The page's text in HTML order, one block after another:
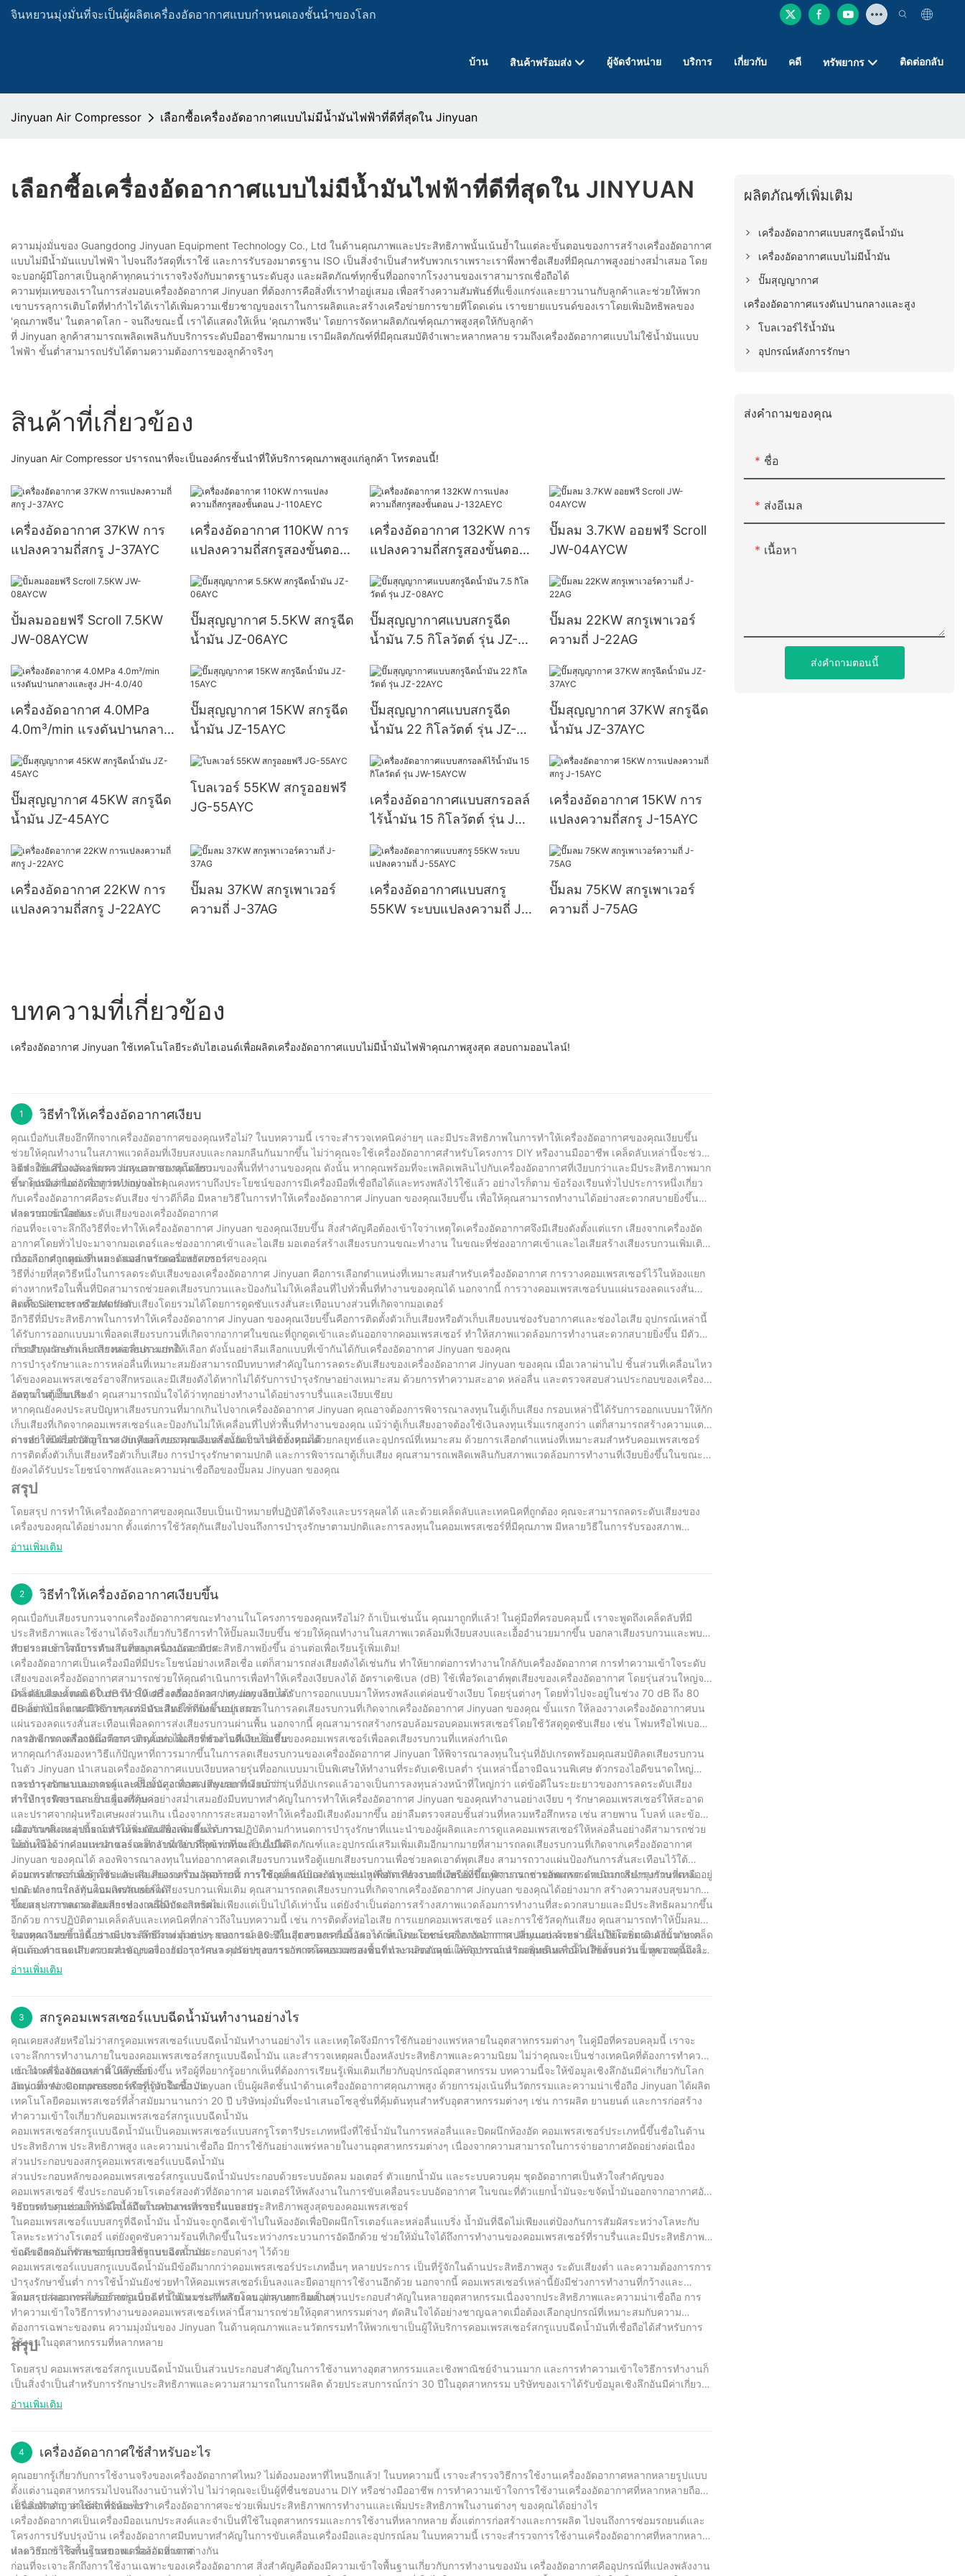
จินหยวนมุ่งมั่นที่จะเป็นผู้ผลิตเครื่องอัดอากาศแบบกำหนดเองชั้นนำของโลก
บ้าน สินค้าพร้อมส่ง ผู้จัดจำหน่าย บริการ เกี่ยวกับ คดี ทรัพยากร ติดต่อกลับ
Jinyuan Air Compressor เลือกซื้อเครื่องอัดอากาศแบบไม่มีน้ำมันไฟฟ้าที่ดีที่สุดใน Jinyuan
เลือกซื้อเครื่องอัดอากาศแบบไม่มีน้ำมันไฟฟ้าที่ดีที่สุดใน JINYUAN
ความมุ่งมั่นของ Guangdong Jinyuan Equipment Technology Co., Ltd ในด้านคุณภาพและประสิทธิภาพนั้นเน้นย้ำในแต่ละขั้นตอนของการสร้างเครื่องอัดอากาศ
แบบไม่มีน้ำมันแบบไฟฟ้า ไปจนถึงวัสดุที่เราใช้ และการรับรองมาตรฐาน ISO เป็นสิ่งจำเป็นสำหรับพวกเราเพราะเราพึ่งพาชื่อเสียงที่มีคุณภาพสูงอย่างสม่ำเสมอ โดย
จะบอกผู้มีโอกาสเป็นลูกค้าทุกคนว่าเราจริงจังกับมาตรฐานระดับสูง และผลิตภัณฑ์ทุกชิ้นที่ออกจากโรงงานของเราสามารถเชื่อถือได้
ความทุ่มเทของเราในการส่งมอบเครื่องอัดอากาศ Jinyuan ที่ต้องการคือสิ่งที่เราทำอยู่เสมอ เพื่อสร้างความสัมพันธ์ที่แข็งแกร่งและยาวนานกับลูกค้าและช่วยให้พวก
เขาบรรลุการเติบโตที่ทำกำไรได้เราได้เพิ่มความเชี่ยวชาญของเราในการผลิตและสร้างเครือข่ายการขายที่โดดเด่น เราขยายแบรนด์ของเราโดยเพิ่มอิทธิพลของ
'คุณภาพจีน' ในตลาดโลก - จนถึงขณะนี้ เราได้แสดงให้เห็น 'คุณภาพจีน' โดยการจัดหาผลิตภัณฑ์คุณภาพสูงสุดให้กับลูกค้า
ที่ Jinyuan ลูกค้าสามารถเพลิดเพลินกับบริการระดับมืออาชีพมากมาย เรามีผลิตภัณฑ์ที่มีคุณสมบัติจำเพาะหลากหลาย รวมถึงเครื่องอัดอากาศแบบไม่ใช้น้ำมันแบบ
ไฟฟ้า ขั้นต่ำสามารถปรับได้ตามความต้องการของลูกค้าจริงๆ
สินค้าที่เกี่ยวข้อง
Jinyuan Air Compressor ปรารถนาที่จะเป็นองค์กรชั้นนำที่ให้บริการคุณภาพสูงแก่ลูกค้า โทรตอนนี้!
เครื่องอัดอากาศ 37KW การ
แปลงความถี่สกรู J-37AYC
เครื่องอัดอากาศ 110KW การ
แปลงความถี่สกรูสองขั้นตอน
เครื่องอัดอากาศ 132KW การ
แปลงความถี่สกรูสองขั้นตอน
ปั๊มลม 3.7KW ออยฟรี Scroll
JW-04AYCW
ปั้มลมออยฟรี Scroll 7.5KW
JW-08AYCW
ปั๊มสุญญากาศ 5.5KW สกรูฉีด
น้ำมัน JZ-06AYC
ปั๊มสุญญากาศแบบสกรูฉีด
น้ำมัน 7.5 กิโลวัตต์ รุ่น JZ-
ปั๊มลม 22KW สกรูเพาเวอร์
ความถี่ J-22AG
เครื่องอัดอากาศ 4.0MPa
4.0m³/min แรงดันปานกลาง
ปั๊มสุญญากาศ 15KW สกรูฉีด
น้ำมัน JZ-15AYC
ปั๊มสุญญากาศแบบสกรูฉีด
น้ำมัน 22 กิโลวัตต์ รุ่น JZ-
ปั๊มสุญญากาศ 37KW สกรูฉีด
น้ำมัน JZ-37AYC
ปั๊มสุญญากาศ 45KW สกรูฉีด
น้ำมัน JZ-45AYC
โบลเวอร์ 55KW สกรูออยฟรี
JG-55AYC
เครื่องอัดอากาศแบบสกรอลล์
ไร้น้ำมัน 15 กิโลวัตต์ รุ่น JW-
เครื่องอัดอากาศ 15KW การ
แปลงความถี่สกรู J-15AYC
เครื่องอัดอากาศ 22KW การ
แปลงความถี่สกรู J-22AYC
ปั๊มลม 37KW สกรูเพาเวอร์
ความถี่ J-37AG
เครื่องอัดอากาศแบบสกรู
55KW ระบบแปลงความถี่ J-
ปั๊มลม 75KW สกรูเพาเวอร์
ความถี่ J-75AG
บทความที่เกี่ยวข้อง
เครื่องอัดอากาศ Jinyuan ใช้เทคโนโลยีระดับไฮเอนด์เพื่อผลิตเครื่องอัดอากาศแบบไม่มีน้ำมันไฟฟ้าคุณภาพสูงสุด สอบถามออนไลน์!
1 วิธีทำให้เครื่องอัดอากาศเงียบ
คุณเบื่อกับเสียงอึกทึกจากเครื่องอัดอากาศของคุณหรือไม่? ในบทความนี้ เราจะสำรวจเทคนิคง่ายๆ และมีประสิทธิภาพในการทำให้เครื่องอัดอากาศของคุณเงียบขึ้น
ช่วยให้คุณทำงานในสภาพแวดล้อมที่เงียบสงบและกลมกลืนกันมากขึ้น ไม่ว่าคุณจะใช้เครื่องอัดอากาศสำหรับโครงการ DIY หรืองานมืออาชีพ เคล็ดลับเหล่านี้จะช่วย
ลดระดับเสียงและเพิ่มความสะดวกสบายโดยรวมของพื้นที่ทำงานของคุณ ดังนั้น หากคุณพร้อมที่จะเพลิดเพลินไปกับเครื่องอัดอากาศที่เงียบกว่าและมีประสิทธิภาพมาก
ขึ้น โปรดอ่านต่อเพื่อดูว่าทำอย่างไร!
วิธีทำให้เครื่องอัดอากาศ Jinyuan ของคุณเงียบ
หากคุณมีเครื่องอัดอากาศ Jinyuan คุณคงทราบถึงประโยชน์ของการมีเครื่องมือที่เชื่อถือได้และทรงพลังไว้ใช้แล้ว อย่างไรก็ตาม ข้อร้องเรียนทั่วไปประการหนึ่งเกี่ยว
กับเครื่องอัดอากาศคือระดับเสียง ข่าวดีก็คือ มีหลายวิธีในการทำให้เครื่องอัดอากาศ Jinyuan ของคุณเงียบขึ้น เพื่อให้คุณสามารถทำงานได้อย่างสะดวกสบายยิ่งขึ้น
และรบกวนน้อยลง
ทำความเข้าใจกับระดับเสียงของเครื่องอัดอากาศ
ก่อนที่จะเจาะลึกถึงวิธีที่จะทำให้เครื่องอัดอากาศ Jinyuan ของคุณเงียบขึ้น สิ่งสำคัญคือต้องเข้าใจว่าเหตุใดเครื่องอัดอากาศจึงมีเสียงดังตั้งแต่แรก เสียงจากเครื่องอัด
อากาศโดยทั่วไปจะมาจากมอเตอร์และช่องอากาศเข้าและไอเสีย มอเตอร์สร้างเสียงรบกวนขณะทำงาน ในขณะที่ช่องอากาศเข้าและไอเสียสร้างเสียงรบกวนเพิ่มเติม
เมื่ออากาศถูกดูดเข้าและดันออกจากคอมเพรสเซอร์
การเลือกตำแหน่งที่เหมาะสมสำหรับเครื่องอัดอากาศของคุณ
วิธีที่ง่ายที่สุดวิธีหนึ่งในการลดระดับเสียงของเครื่องอัดอากาศ Jinyuan คือการเลือกตำแหน่งที่เหมาะสมสำหรับเครื่องอัดอากาศ การวางคอมเพรสเซอร์ไว้ในห้องแยก
ต่างหากหรือในพื้นที่ปิดสามารถช่วยลดเสียงรบกวนและป้องกันไม่ให้เคลื่อนที่ไปทั่วพื้นที่ทำงานของคุณได้ นอกจากนี้ การวางคอมเพรสเซอร์บนแผ่นรองลดแรงสั่น
สะเทือนสามารถช่วยลดระดับเสียงโดยรวมได้โดยการดูดซับแรงสั่นสะเทือนบางส่วนที่เกิดจากมอเตอร์
ติดตั้ง Silencer หรือ Muffler
อีกวิธีที่มีประสิทธิภาพในการทำให้เครื่องอัดอากาศ Jinyuan ของคุณเงียบขึ้นคือการติดตั้งตัวเก็บเสียงหรือตัวเก็บเสียงบนช่องรับอากาศและช่องไอเสีย อุปกรณ์เหล่านี้
ได้รับการออกแบบมาเพื่อลดเสียงรบกวนที่เกิดจากอากาศในขณะที่ถูกดูดเข้าและดันออกจากคอมเพรสเซอร์ ทำให้สภาพแวดล้อมการทำงานสะดวกสบายยิ่งขึ้น มีตัว
เก็บเสียงและตัวเก็บเสียงหลายประเภทให้เลือก ดังนั้นอย่าลืมเลือกแบบที่เข้ากันได้กับเครื่องอัดอากาศ Jinyuan ของคุณ
การบำรุงรักษาและการหล่อลื่นตามปกติ
การบำรุงรักษาและการหล่อลื่นที่เหมาะสมยังสามารถมีบทบาทสำคัญในการลดระดับเสียงของเครื่องอัดอากาศ Jinyuan ของคุณ เมื่อเวลาผ่านไป ชิ้นส่วนที่เคลื่อนไหว
ได้ของคอมเพรสเซอร์อาจสึกหรอและมีเสียงดังได้หากไม่ได้รับการบำรุงรักษาอย่างเหมาะสม ด้วยการทำความสะอาด หล่อลื่น และตรวจสอบส่วนประกอบของเครื่อง
อัดอากาศเป็นประจำ คุณสามารถมั่นใจได้ว่าทุกอย่างทำงานได้อย่างราบรื่นและเงียบเชียบ
ลงทุนในตู้เก็บเสียง
หากคุณยังคงประสบปัญหาเสียงรบกวนที่มากเกินไปจากเครื่องอัดอากาศ Jinyuan คุณอาจต้องการพิจารณาลงทุนในตู้เก็บเสียง กรอบเหล่านี้ได้รับการออกแบบมาให้กัก
เก็บเสียงที่เกิดจากคอมเพรสเซอร์และป้องกันไม่ให้เคลื่อนที่ไปทั่วพื้นที่ทำงานของคุณ แม้ว่าตู้เก็บเสียงอาจต้องใช้เงินลงทุนเริ่มแรกสูงกว่า แต่ก็สามารถสร้างความแตก
ต่างอย่างมีนัยสำคัญในระดับเสียงโดยรวมของเครื่องอัดอากาศของคุณได้
การทำให้เครื่องอัดอากาศ Jinyuan ของคุณเงียบลงนั้นเป็นไปได้ทั้งหมดด้วยกลยุทธ์และอุปกรณ์ที่เหมาะสม ด้วยการเลือกตำแหน่งที่เหมาะสมสำหรับคอมเพรสเซอร์
การติดตั้งตัวเก็บเสียงหรือตัวเก็บเสียง การบำรุงรักษาตามปกติ และการพิจารณาตู้เก็บเสียง คุณสามารถเพลิดเพลินกับสภาพแวดล้อมการทำงานที่เงียบยิ่งขึ้นในขณะที่
ยังคงได้รับประโยชน์จากพลังและความน่าเชื่อถือของปั๊มลม Jinyuan ของคุณ
สรุป
โดยสรุป การทำให้เครื่องอัดอากาศของคุณเงียบเป็นเป้าหมายที่ปฏิบัติได้จริงและบรรลุผลได้ และด้วยเคล็ดลับและเทคนิคที่ถูกต้อง คุณจะสามารถลดระดับเสียงของ
เครื่องของคุณได้อย่างมาก ตั้งแต่การใช้วัสดุกันเสียงไปจนถึงการบำรุงรักษาตามปกติและการลงทุนในคอมเพรสเซอร์ที่มีคุณภาพ มีหลายวิธีในการรับรองสภาพ
แวดล้อมการทำงานที่เงียบสงบยิ่งขึ้น ในฐานะบริษัทที่มีประสบการณ์ 30 ปีในอุตสาหกรรมนี้ เราเข้าใจถึงความสำคัญของเครื่องอัดอากาศที่เงียบและมีประสิทธิภาพ
อ่านเพิ่มเติม
2 วิธีทำให้เครื่องอัดอากาศเงียบขึ้น
คุณเบื่อกับเสียงรบกวนจากเครื่องอัดอากาศขณะทำงานในโครงการของคุณหรือไม่? ถ้าเป็นเช่นนั้น คุณมาถูกที่แล้ว! ในคู่มือที่ครอบคลุมนี้ เราจะพูดถึงเคล็ดลับที่มี
ประสิทธิภาพและใช้งานได้จริงเกี่ยวกับวิธีการทำให้ปั๊มลมเงียบขึ้น ช่วยให้คุณทำงานในสภาพแวดล้อมที่เงียบสงบและเอื้ออำนวยมากขึ้น บอกลาเสียงรบกวนและพบ
กับประสบการณ์การทำงานที่สนุกสนานและมีประสิทธิภาพยิ่งขึ้น อ่านต่อเพื่อเรียนรู้เพิ่มเติม!
ทำความเข้าใจกับระดับเสียงของเครื่องอัดอากาศ
เครื่องอัดอากาศเป็นเครื่องมือที่มีประโยชน์อย่างเหลือเชื่อ แต่ก็สามารถส่งเสียงดังได้เช่นกัน ทำให้ยากต่อการทำงานใกล้กับเครื่องอัดอากาศ การทำความเข้าใจระดับ
เสียงของเครื่องอัดอากาศสามารถช่วยให้คุณดำเนินการเพื่อทำให้เครื่องเงียบลงได้ อัตราเดซิเบล (dB) ใช้เพื่อวัดเอาต์พุตเสียงของเครื่องอัดอากาศ โดยรุ่นส่วนใหญ่จะ
มีระดับเสียงตั้งแต่ 60 dB ถึง 90 dB เครื่องอัดอากาศ Jinyuan ได้รับการออกแบบมาให้ทรงพลังแต่ค่อนข้างเงียบ โดยรุ่นต่างๆ โดยทั่วไปจะอยู่ในช่วง 70 dB ถึง 80
dB อย่างไรก็ตาม มีวิธีการลดระดับเสียงให้ดียิ่งขึ้นอยู่เสมอ
เคล็ดลับและเทคนิคในการทำให้เครื่องอัดอากาศ Jinyuan เงียบลง
มีเคล็ดลับและเทคนิคง่ายๆ แต่มีประสิทธิภาพหลายประการในการลดเสียงรบกวนที่เกิดจากเครื่องอัดอากาศ Jinyuan ของคุณ ขั้นแรก ให้ลองวางเครื่องอัดอากาศบน
แผ่นรองลดแรงสั่นสะเทือนเพื่อลดการส่งเสียงรบกวนผ่านพื้น นอกจากนี้ คุณสามารถสร้างกรอบล้อมรอบคอมเพรสเซอร์โดยใช้วัสดุดูดซับเสียง เช่น โฟมหรือไฟเบอร์
กลาส อีกทางเลือกหนึ่งคือการติดตั้งท่อไอเสียที่ช่องไอดีและไอเสียของคอมเพรสเซอร์เพื่อลดเสียงรบกวนที่แหล่งกำเนิด
การอัพเกรดเครื่องอัดอากาศ Jinyuan เพื่อการทำงานที่เงียบยิ่งขึ้น
หากคุณกำลังมองหาวิธีแก้ปัญหาที่ถาวรมากขึ้นในการลดเสียงรบกวนของเครื่องอัดอากาศ Jinyuan ให้พิจารณาลงทุนในรุ่นที่อัปเกรดพร้อมคุณสมบัติลดเสียงรบกวน
ในตัว Jinyuan นำเสนอเครื่องอัดอากาศแบบเงียบหลายรุ่นที่ออกแบบมาเป็นพิเศษให้ทำงานที่ระดับเดซิเบลต่ำ รุ่นเหล่านี้อาจมีฉนวนพิเศษ ตัวกรองไอดีขนาดใหญ่
และการออกแบบมอเตอร์และปั๊มขั้นสูงเพื่อลดเสียงรบกวน แม้ว่ารุ่นที่อัปเกรดแล้วอาจเป็นการลงทุนล่วงหน้าที่ใหญ่กว่า แต่ข้อดีในระยะยาวของการลดระดับเสียง
ทำให้การพิจารณาเป็นเรื่องที่คุ้มค่า
การบำรุงรักษาและการดูแลเครื่องอัดอากาศ Jinyuan ที่เงียบกว่า
การบำรุงรักษาและการดูแลรักษาอย่างสม่ำเสมอยังมีบทบาทสำคัญในการทำให้เครื่องอัดอากาศ Jinyuan ของคุณทำงานอย่างเงียบ ๆ รักษาคอมเพรสเซอร์ให้สะอาด
และปราศจากฝุ่นหรือเศษผงส่วนเกิน เนื่องจากการสะสมอาจทำให้เครื่องมีเสียงดังมากขึ้น อย่าลืมตรวจสอบชิ้นส่วนที่หลวมหรือสึกหรอ เช่น สายพาน โบลท์ และข้อต่อ
เนื่องจากสิ่งเหล่านี้อาจทำให้ระดับเสียงเพิ่มขึ้นได้ การปฏิบัติตามกำหนดการบำรุงรักษาที่แนะนำของผู้ผลิตและการดูแลคอมเพรสเซอร์ให้หล่อลื่นอย่างดีสามารถช่วย
ให้มั่นใจได้ว่าคอมเพรสเซอร์จะทำงานเงียบที่สุดเท่าที่จะเป็นไปได้
ผลิตภัณฑ์และอุปกรณ์เสริมเพิ่มเติมเพื่อลดเสียงรบกวน
นอกเหนือจากคำแนะนำและเคล็ดลับที่กล่าวถึงข้างต้นแล้ว ยังมีผลิตภัณฑ์และอุปกรณ์เสริมเพิ่มเติมอีกมากมายที่สามารถลดเสียงรบกวนที่เกิดจากเครื่องอัดอากาศ
Jinyuan ของคุณได้ ลองพิจารณาลงทุนในท่ออากาศลดเสียงรบกวนหรือตู้แยกเสียงรบกวนเพื่อช่วยลดเอาต์พุตเสียง สามารถวางแผ่นป้องกันการสั่นสะเทือนไว้ใต้
คอมเพรสเซอร์เพื่อดูดซับและลดเสียงรบกวน สุดท้ายนี้ การใช้อุปกรณ์ป้องกันหู เช่น หูฟังตัดเสียงรบกวนหรือที่ปิดหูสามารถช่วยลดผลกระทบจากเสียงรบกวนที่เหลืออยู่
ขณะทำงานใกล้กับคอมเพรสเซอร์ได้
ด้วยการทำความเข้าใจระดับเสียงของเครื่องอัดอากาศ การใช้เคล็ดลับและคำแนะนำเพื่อการทำงานที่เงียบยิ่งขึ้น พิจารณาการอัพเกรด ดำเนินการบำรุงรักษาตาม
ปกติ และการลงทุนในผลิตภัณฑ์ลดเสียงรบกวนเพิ่มเติม คุณสามารถลดเสียงรบกวนที่เกิดจากเครื่องอัดอากาศ Jinyuan ของคุณได้อย่างมาก สร้างความสงบสุขมาก
ขึ้น และสภาพแวดล้อมการทำงานที่มีประสิทธิผล
โดยสรุป การลดระดับเสียงของเครื่องอัดอากาศไม่เพียงแต่เป็นไปได้เท่านั้น แต่ยังจำเป็นต่อการสร้างสภาพแวดล้อมการทำงานที่สะดวกสบายและมีประสิทธิผลมากขึ้น
อีกด้วย การปฏิบัติตามเคล็ดลับและเทคนิคที่กล่าวถึงในบทความนี้ เช่น การติดตั้งท่อไอเสีย การแยกคอมเพรสเซอร์ และการใช้วัสดุกันเสียง คุณสามารถทำให้ปั๊มลม
ของคุณเงียบขึ้นได้อย่างมีประสิทธิภาพ ด้วยประสบการณ์ 30 ปีในอุตสาหกรรมนี้ เราได้เห็นประโยชน์ของการนำการเปลี่ยนแปลงเหล่านี้ไปใช้โดยตรง ดังนั้น หาก
คุณต้องการลดเสียงรบกวนของเครื่องอัดอากาศและปรับปรุงบรรยากาศโดยรวมของพื้นที่ทำงานของคุณ ให้พิจารณานำกลยุทธ์เหล่านี้ไปใช้ตั้งแต่วันนี้ หูของคุณและ
เพื่อนร่วมงานของคุณจะขอบคุณ!
ในบทความขยายนี้ เราจะเจาะลึกถึงแง่มุมต่างๆ ของการลดระดับเสียงของเครื่องอัดอากาศ โดยเฉพาะเครื่องอัดอากาศ Jinyuan ด้วยรายละเอียดเพิ่มเติมเกี่ยวกับเคล็ด
ลับและคำแนะนำ ความสำคัญของการบำรุงรักษา คุณค่าของการอัพเกรดคอมเพรสเซอร์ และผลิตภัณฑ์และอุปกรณ์เสริมเพิ่มเติมเพื่อลดเสียงรบกวน บทความนี้จึงให้
คำแนะนำที่ครอบคลุมสำหรับทุกคนที่ต้องการสร้างสภาพแวดล้อมการทำงานที่เงียบสงบยิ่งขึ้น ดังนั้น หากคุณเบื่อกับเสียงที่ดังอย่างต่อเนื่องจากเครื่องอัดอากาศ ไม่ต้อง
อ่านเพิ่มเติม
3 สกรูคอมเพรสเซอร์แบบฉีดน้ำมันทำงานอย่างไร
คุณเคยสงสัยหรือไม่ว่าสกรูคอมเพรสเซอร์แบบฉีดน้ำมันทำงานอย่างไร และเหตุใดจึงมีการใช้กันอย่างแพร่หลายในอุตสาหกรรมต่างๆ ในคู่มือที่ครอบคลุมนี้ เราจะ
เจาะลึกการทำงานภายในของคอมเพรสเซอร์สกรูแบบฉีดน้ำมัน และสำรวจเหตุผลเบื้องหลังประสิทธิภาพและความนิยม ไม่ว่าคุณจะเป็นช่างเทคนิคที่ต้องการทำความ
เข้าใจเครื่องจักรเหล่านี้ให้ลึกซึ้งยิ่งขึ้น หรือผู้ที่อยากรู้อยากเห็นที่ต้องการเรียนรู้เพิ่มเติมเกี่ยวกับอุปกรณ์อุตสาหกรรม บทความนี้จะให้ข้อมูลเชิงลึกอันมีค่าเกี่ยวกับโลก
อันน่าทึ่งของคอมเพรสเซอร์สกรูแบบฉีดน้ำมัน
แนะนำเครื่องอัดอากาศ Jinyuan
Jinyuan Air Compressor หรือที่รู้จักในชื่อ Jinyuan เป็นผู้ผลิตชั้นนำด้านเครื่องอัดอากาศคุณภาพสูง ด้วยการมุ่งเน้นที่นวัตกรรมและความน่าเชื่อถือ Jinyuan ได้ผลิต
เทคโนโลยีคอมเพรสเซอร์ที่ล้ำสมัยมานานกว่า 20 ปี บริษัทมุ่งมั่นที่จะนำเสนอโซลูชั่นที่คุ้มต้นทุนสำหรับอุตสาหกรรมต่างๆ เช่น การผลิต ยานยนต์ และการก่อสร้าง
ทำความเข้าใจเกี่ยวกับคอมเพรสเซอร์สกรูแบบฉีดน้ำมัน
คอมเพรสเซอร์สกรูแบบฉีดน้ำมันเป็นคอมเพรสเซอร์แบบสกรูโรตารีประเภทหนึ่งที่ใช้น้ำมันในการหล่อลื่นและปิดผนึกห้องอัด คอมเพรสเซอร์ประเภทนี้ขึ้นชื่อในด้าน
ประสิทธิภาพ ประสิทธิภาพสูง และความน่าเชื่อถือ มีการใช้กันอย่างแพร่หลายในงานอุตสาหกรรมต่างๆ เนื่องจากความสามารถในการจ่ายอากาศอัดอย่างต่อเนื่อง
ส่วนประกอบของสกรูคอมเพรสเซอร์แบบฉีดน้ำมัน
ส่วนประกอบหลักของคอมเพรสเซอร์สกรูแบบฉีดน้ำมันประกอบด้วยระบบอัดลม มอเตอร์ ตัวแยกน้ำมัน และระบบควบคุม ชุดอัดอากาศเป็นหัวใจสำคัญของ
คอมเพรสเซอร์ ซึ่งประกอบด้วยโรเตอร์สองตัวที่อัดอากาศ มอเตอร์ให้พลังงานในการขับเคลื่อนระบบอัดอากาศ ในขณะที่ตัวแยกน้ำมันจะขจัดน้ำมันออกจากอากาศอัด
ระบบควบคุมช่วยให้มั่นใจได้ถึงการทำงานที่ราบรื่นและประสิทธิภาพสูงสุดของคอมเพรสเซอร์
วิธีการทำงานของการฉีดน้ำมันในคอมเพรสเซอร์แบบสกรู
ในคอมเพรสเซอร์แบบสกรูที่ฉีดน้ำมัน น้ำมันจะถูกฉีดเข้าไปในห้องอัดเพื่อปิดผนึกโรเตอร์และหล่อลื่นแบริ่ง น้ำมันที่ฉีดไม่เพียงแต่ป้องกันการสัมผัสระหว่างโลหะกับ
โลหะระหว่างโรเตอร์ แต่ยังดูดซับความร้อนที่เกิดขึ้นในระหว่างกระบวนการอัดอีกด้วย ช่วยให้มั่นใจได้ถึงการทำงานของคอมเพรสเซอร์ที่ราบรื่นและมีประสิทธิภาพ
ขณะเดียวกันก็รักษาอายุการใช้งานของส่วนประกอบต่างๆ ไว้ด้วย
ข้อดีของคอมเพรสเซอร์แบบสกรูแบบฉีดน้ำมัน
คอมเพรสเซอร์แบบสกรูแบบฉีดน้ำมันมีข้อดีมากกว่าคอมเพรสเซอร์ประเภทอื่นๆ หลายประการ เป็นที่รู้จักในด้านประสิทธิภาพสูง ระดับเสียงต่ำ และความต้องการการ
บำรุงรักษาขั้นต่ำ การใช้น้ำมันยังช่วยทำให้คอมเพรสเซอร์เย็นลงและยืดอายุการใช้งานอีกด้วย นอกจากนี้ คอมเพรสเซอร์เหล่านี้ยังมีช่วงการทำงานที่กว้างและ
สามารถส่งอากาศได้อย่างต่อเนื่อง ทำให้เหมาะสำหรับงานอุตสาหกรรมต่างๆ
โดยสรุป คอมเพรสเซอร์สกรูแบบฉีดน้ำมัน เช่น ที่ผลิตโดย Jinyuan ถือเป็นส่วนประกอบสำคัญในหลายอุตสาหกรรมเนื่องจากประสิทธิภาพและความน่าเชื่อถือ การ
ทำความเข้าใจวิธีการทำงานของคอมเพรสเซอร์เหล่านี้สามารถช่วยให้อุตสาหกรรมต่างๆ ตัดสินใจได้อย่างชาญฉลาดเมื่อต้องเลือกอุปกรณ์ที่เหมาะสมกับความ
ต้องการเฉพาะของตน ความมุ่งมั่นของ Jinyuan ในด้านคุณภาพและนวัตกรรมทำให้พวกเขาเป็นผู้ให้บริการคอมเพรสเซอร์สกรูแบบฉีดน้ำมันที่เชื่อถือได้สำหรับการ
ใช้งานในอุตสาหกรรมที่หลากหลาย
สรุป
โดยสรุป คอมเพรสเซอร์สกรูแบบฉีดน้ำมันเป็นส่วนประกอบสำคัญในการใช้งานทางอุตสาหกรรมและเชิงพาณิชย์จำนวนมาก และการทำความเข้าใจวิธีการทำงานก็
เป็นสิ่งจำเป็นสำหรับการรักษาประสิทธิภาพและความสามารถในการผลิต ด้วยประสบการณ์กว่า 30 ปีในอุตสาหกรรม บริษัทของเราได้รับข้อมูลเชิงลึกอันมีค่าเกี่ยว
กับการทำงานและการบำรุงรักษาคอมเพรสเซอร์เหล่านี้ และเรามุ่งมั่นที่จะมอบผลิตภัณฑ์และบริการคุณภาพสูงสุดแก่ลูกค้าของเรา ด้วยการรับทราบข้อมูลเกี่ยวกับ
อ่านเพิ่มเติม
4 เครื่องอัดอากาศใช้สำหรับอะไร
คุณอยากรู้เกี่ยวกับการใช้งานจริงของเครื่องอัดอากาศไหม? ไม่ต้องมองหาที่ไหนอีกแล้ว! ในบทความนี้ เราจะสำรวจวิธีการใช้งานเครื่องอัดอากาศหลากหลายรูปแบบ
ตั้งแต่งานอุตสาหกรรมไปจนถึงงานบ้านทั่วไป ไม่ว่าคุณจะเป็นผู้ที่ชื่นชอบงาน DIY หรือช่างมืออาชีพ การทำความเข้าใจการใช้งานเครื่องอัดอากาศที่หลากหลายถือ
เป็นสิ่งสำคัญ อ่านต่อเพื่อค้นพบว่าเครื่องอัดอากาศจะช่วยเพิ่มประสิทธิภาพการทำงานและเพิ่มประสิทธิภาพในงานต่างๆ ของคุณได้อย่างไร
เครื่องอัดอากาศใช้สำหรับอะไร?
เครื่องอัดอากาศเป็นเครื่องมืออเนกประสงค์และจำเป็นที่ใช้ในอุตสาหกรรมและการใช้งานที่หลากหลาย ตั้งแต่การก่อสร้างและการผลิต ไปจนถึงการซ่อมรถยนต์และ
โครงการปรับปรุงบ้าน เครื่องอัดอากาศมีบทบาทสำคัญในการขับเคลื่อนเครื่องมือและอุปกรณ์ลม ในบทความนี้ เราจะสำรวจการใช้งานเครื่องอัดอากาศที่หลากหลาย
และวิธีการใช้งานในสภาพแวดล้อมที่แตกต่างกัน
ทำความเข้าใจพื้นฐานของเครื่องอัดอากาศ
ก่อนที่จะเจาะลึกถึงการใช้งานเฉพาะของเครื่องอัดอากาศ สิ่งสำคัญคือต้องมีความเข้าใจพื้นฐานเกี่ยวกับการทำงานของมัน เครื่องอัดอากาศคืออุปกรณ์ที่แปลงพลังงาน
ผลิตภัณฑ์เพิ่มเติม
เครื่องอัดอากาศแบบสกรูฉีดน้ำมัน
เครื่องอัดอากาศแบบไม่มีน้ำมัน
ปั๊มสุญญากาศ
เครื่องอัดอากาศแรงดันปานกลางและสูง
โบลเวอร์ไร้น้ำมัน
อุปกรณ์หลังการรักษา
ส่งคำถามของคุณ
ชื่อ
ส่งอีเมล
เนื้อหา
ส่งคำถามตอนนี้